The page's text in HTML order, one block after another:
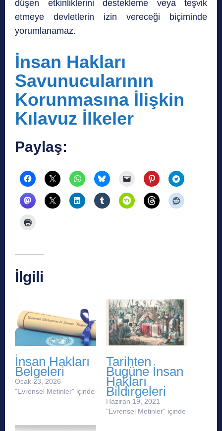
düşen etkinliklerini destekleme veya teşvik
etmeye devletlerin izin vereceği biçiminde
yorumlanamaz.
İnsan Hakları
Savunucularının
Korunmasına İlişkin
Kılavuz İlkeler
Paylaş:
İlgili
İnsan Hakları
Belgeleri
Ocak 23, 2026
"Evrensel Metinler" içinde
Tarihten
Bugüne İnsan
Hakları
Bildirgeleri
Haziran 19, 2021
"Evrensel Metinler" içinde